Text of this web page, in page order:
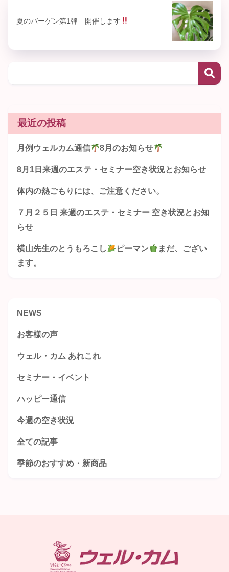
夏のバーゲン第1弾 開催します
最近の投稿
月例ウェルカム通信 8月のお知らせ
8月1日来週のエステ・セミナー空き状況とお知らせ
体内の熱ごもりには、ご注意ください。
７月２５日 来週のエステ・セミナー 空き状況とお知
らせ
横山先生のとうもろこし ピーマン
まだ、ござい
ます。
NEWS
お客様の声
ウェル・カム あれこれ
セミナー・イベント
ハッピー通信
今週の空き状況
全ての記事
季節のおすすめ・新商品